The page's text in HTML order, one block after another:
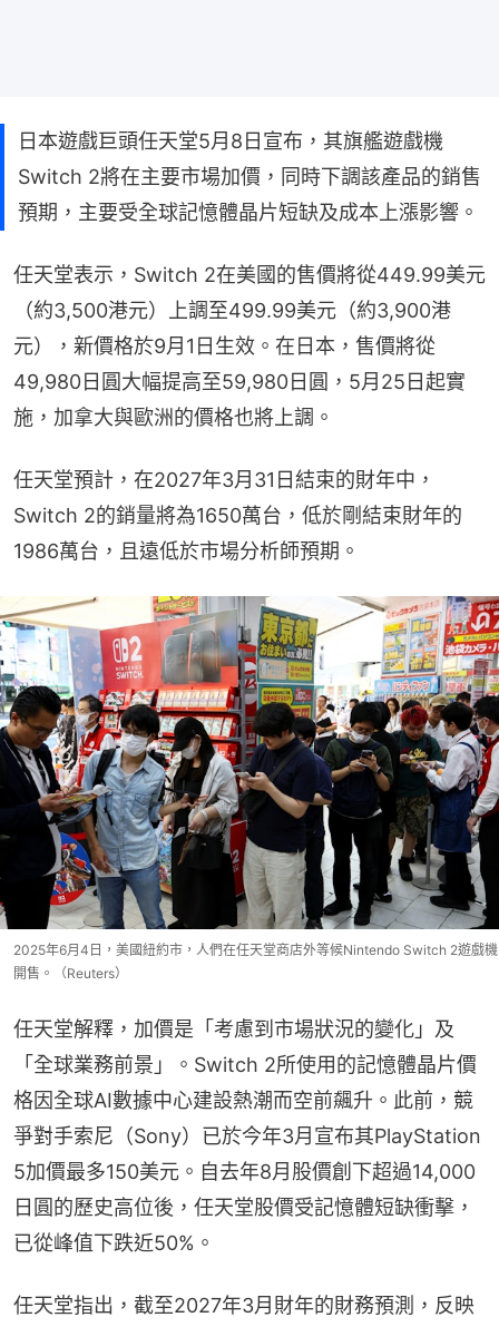
日本遊戲巨頭任天堂5月8日宣布，其旗艦遊戲機
Switch 2將在主要市場加價，同時下調該產品的銷售
預期，主要受全球記憶體晶片短缺及成本上漲影響。
任天堂表示，Switch 2在美國的售價將從449.99美元
（約3,500港元）上調至499.99美元（約3,900港
元），新價格於9月1日生效。在日本，售價將從
49,980日圓大幅提高至59,980日圓，5月25日起實
施，加拿大與歐洲的價格也將上調。
任天堂預計，在2027年3月31日結束的財年中，
Switch 2的銷量將為1650萬台，低於剛結束財年的
1986萬台，且遠低於市場分析師預期。
2025年6月4日，美國紐約市，人們在任天堂商店外等候Nintendo Switch 2遊戲機
開售。（Reuters）
任天堂解釋，加價是「考慮到市場狀況的變化」及
「全球業務前景」。Switch 2所使用的記憶體晶片價
格因全球AI數據中心建設熱潮而空前飆升。此前，競
爭對手索尼（Sony）已於今年3月宣布其PlayStation
5加價最多150美元。自去年8月股價創下超過14,000
日圓的歷史高位後，任天堂股價受記憶體短缺衝擊，
已從峰值下跌近50%。
任天堂指出，截至2027年3月財年的財務預測，反映